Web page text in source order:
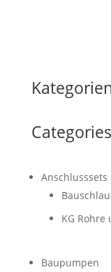
Categories
Anschlusssets
KG Rohre
Baupumpen